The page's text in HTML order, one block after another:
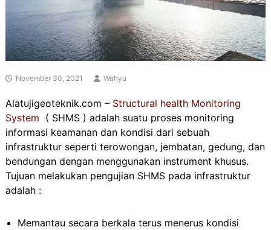
November 30, 2021 Wahyu
Alatujigeoteknik.com – Structural health Monitoring
System ( SHMS ) adalah suatu proses monitoring
informasi keamanan dan kondisi dari sebuah
infrastruktur seperti terowongan, jembatan, gedung, dan
bendungan dengan menggunakan instrument khusus.
Tujuan melakukan pengujian SHMS pada infrastruktur
adalah :
Memantau secara berkala terus menerus kondisi